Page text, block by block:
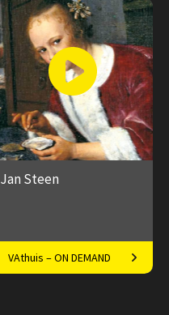
en Rembrandt.
€ 17.50
4
afleveringen
Speeltijd 1 uur
Jan Steen
VAthuis – ON DEMAND